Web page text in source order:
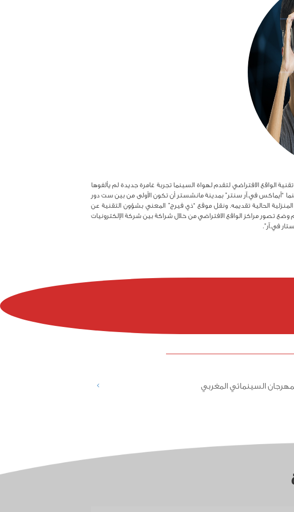
أول قاعة سينما “آيماكس” تستخدم تقنية الواقع الافتراضي لتقدم لهواة السينما تجربة غامرة جديدة لم يألفوها
“آيماكس في.آر سنتر” بمدينة مانشستر أن تكون الأولى من بين ست دور
الواقع الافتراضي المنزلية الحالية تقديمه. ونقل موقع “ذي فيرج” المعني بشؤون التقنية عن
شركة آيماكس الكندية، قوله “يُتوقع افتتاح مركز في.آر التجريبي في مانشستر مطلع العام 2017”. وتم وضع تصور مراكز الواقع الافتراضي من خلال شراكة بين شركة الإلكترونيات
في.آر”.
السينمائي المغربي >